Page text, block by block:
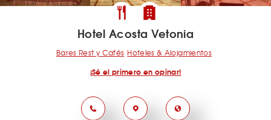
Hotel Acosta Vetonia
Bares Rest y Cafés Hoteles & Alojamientos
¡Sé el primero en opinar!